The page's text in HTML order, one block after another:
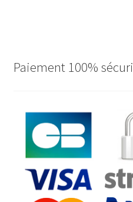
Paiement 100%